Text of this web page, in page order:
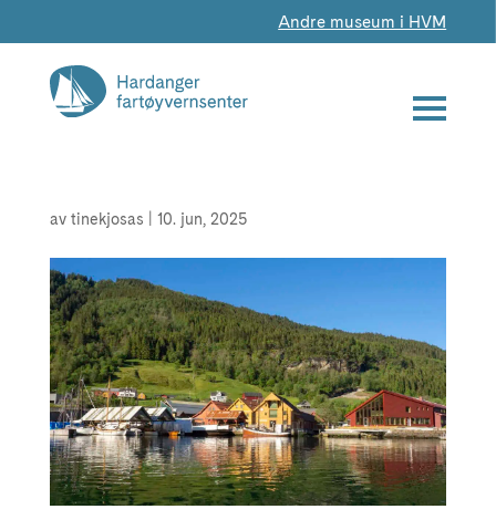
Andre museum i HVM
av tinekjosas 10. jun, 2025